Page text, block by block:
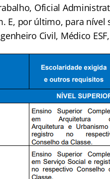
Oficial
E, por último, para
Civil, Médico